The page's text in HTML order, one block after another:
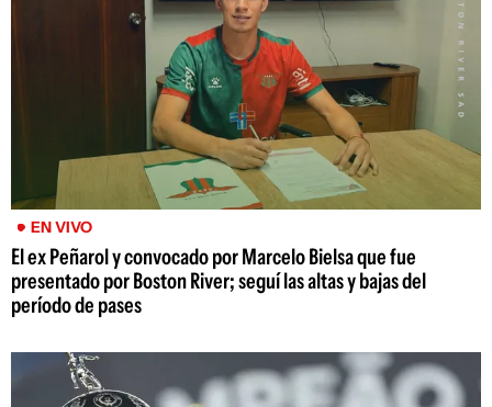
EN VIVO
El ex Peñarol y convocado por Marcelo Bielsa que fue
presentado por Boston River; seguí las altas y bajas del
período de pases